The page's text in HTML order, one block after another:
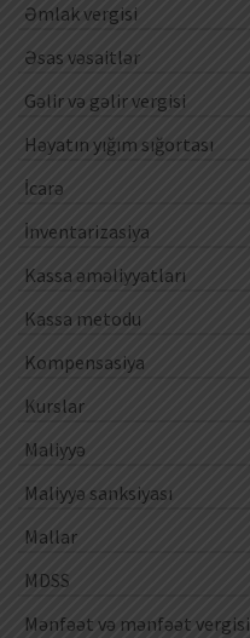
Əmlak vergisi
Əsas vəsaitlər
Gəlir və gəlir vergisi
Həyatın yığım sığortası
İcarə
İnventarizasiya
Kassa əməliyyatları
Kassa metodu
Kompensasiya
Kurslar
Maliyyə
Maliyyə sanksiyası
Mallar
MDSS
Mənfəət və mənfəət vergisi